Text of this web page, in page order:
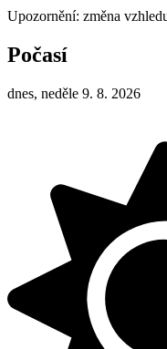
Upozornění: změna
Počasí
dnes, neděle 9. 8. 2026